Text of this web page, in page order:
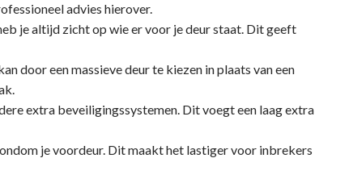
advies hierover.
je altijd zicht op wie er voor je deur staat. Dit geeft
door een massieve deur te kiezen in plaats van een
extra beveiligingssystemen. Dit voegt een laag extra
je voordeur. Dit maakt het lastiger voor inbrekers